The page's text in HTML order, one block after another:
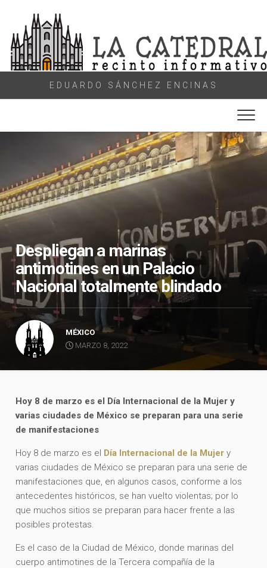
content
EDUARDO SÁNCHEZ ENCINAS
Despliegan a marinas
antimotines en un Palacio
Nacional totalmente blindado
MÉXICO
MARZO 8, 2022
Hoy 8 de marzo es el Día Internacional de la Mujer y
varias ciudades de México se preparan para una serie
de manifestaciones
Hoy 8 de marzo es el Día Internacional de la Mujer y
varias ciudades de México se preparan para una serie de
manifestaciones que, en algunos casos, conforme a los
antecedentes históricos, se han vuelto violentas; por lo
que muchos sitios se preparan para hacer frente a las
posibles protestas.
Es el caso de la Ciudad de México, donde marinas del
cuerpo antimotines de la Tercera compañía de la